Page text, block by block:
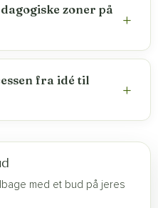
zoner på
fra idé til
med et bud på jeres